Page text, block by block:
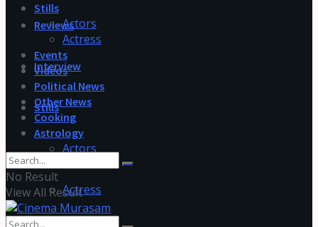
Reviews
Interview
Stills
Actors
Actress
Stills
Actors
Actress
Events
Videos
Political News
Other News
Cooking
Astrology
No Result
View All Result